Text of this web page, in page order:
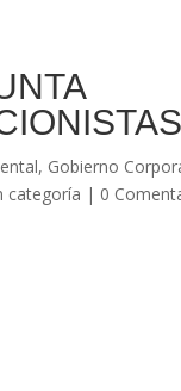
, Gobierno
categoría | 0